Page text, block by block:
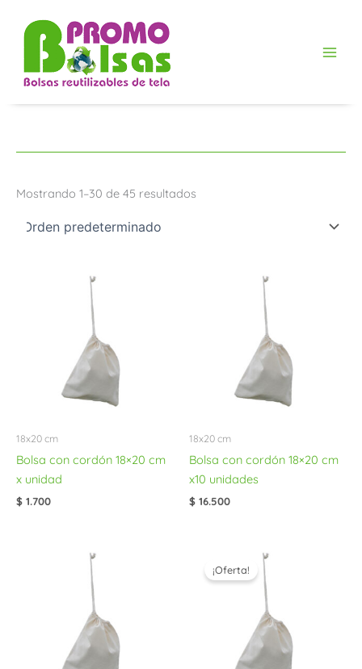
contenido
Mostrando 1–30 de 45 resultados
18x20 cm
Bolsa con cordón 18×20 cm
x unidad
$ 1.700
18x20 cm
Bolsa con cordón 18×20 cm
x10 unidades
$ 16.500
¡Oferta!
precio
original
$ 80.000.